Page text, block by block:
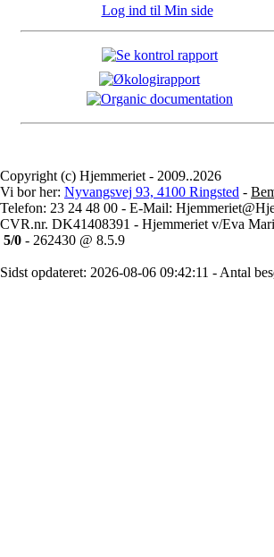
Log ind til Min side
Copyright (c) Hjemmeriet - 2009..2026
Vi bor her: Nyvangsvej 93, 4100 Ringsted -
Telefon: 23 24 48 00 - E-Mail:
CVR.nr. DK41408391 - Hjemmeriet v/Eva
5/0 - 262430 @ 8.5.9
Sidst opdateret: 2026-08-06 09:42:11 - Antal